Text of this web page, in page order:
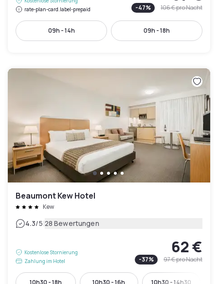
rate-plan-card.label-prepaid
-47% 106 €pro Nacht
09h - 14h 09h - 18h
Beaumont Kew Hotel
Kew
4.3/5|28 Bewertungen
Kostenlose Stornierung
Zahlung im Hotel
62 €
-37% 97 €pro Nacht